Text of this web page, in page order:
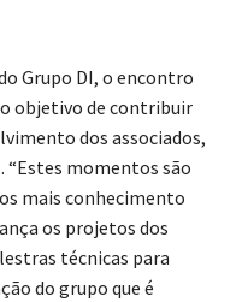
Grupo DI, o encontro
objetivo de contribuir
dos associados,
momentos são
mais conhecimento
os projetos dos
técnicas para
do grupo que é